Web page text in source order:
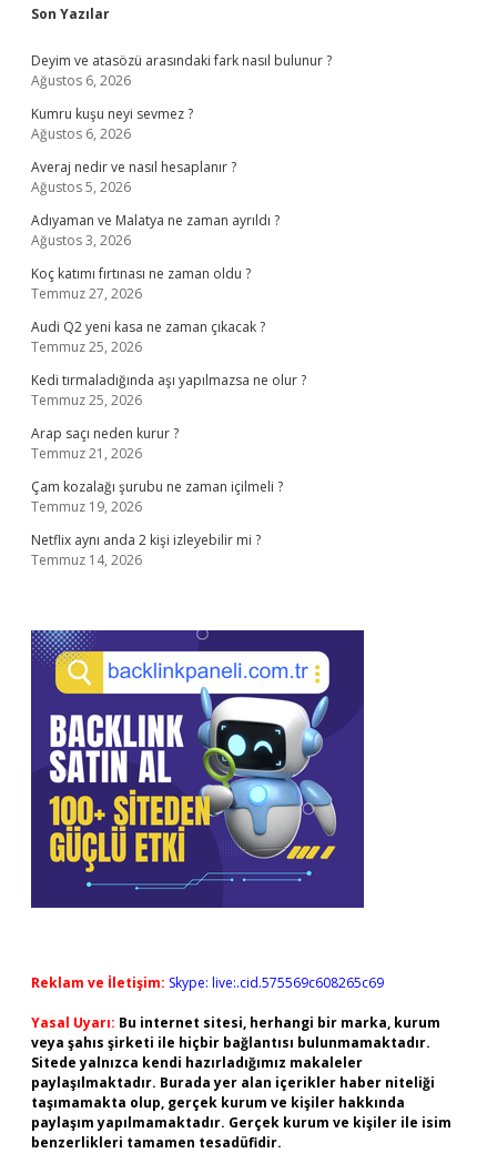
Sidebar
Son Yazılar
Deyim ve atasözü arasındaki fark nasıl bulunur ?
Ağustos 6, 2026
Kumru kuşu neyi sevmez ?
Ağustos 6, 2026
Averaj nedir ve nasıl hesaplanır ?
Ağustos 5, 2026
Adıyaman ve Malatya ne zaman ayrıldı ?
Ağustos 3, 2026
Koç katımı fırtınası ne zaman oldu ?
Temmuz 27, 2026
Audi Q2 yeni kasa ne zaman çıkacak ?
Temmuz 25, 2026
Kedi tırmaladığında aşı yapılmazsa ne olur ?
Temmuz 25, 2026
Arap saçı neden kurur ?
Temmuz 21, 2026
Çam kozalağı şurubu ne zaman içilmeli ?
Temmuz 19, 2026
Netflix aynı anda 2 kişi izleyebilir mi ?
Temmuz 14, 2026
Reklam ve İletişim: Skype: live:.cid.575569c608265c69
Yasal Uyarı: Bu internet sitesi, herhangi bir marka, kurum
veya şahıs şirketi ile hiçbir bağlantısı bulunmamaktadır.
Sitede yalnızca kendi hazırladığımız makaleler
paylaşılmaktadır. Burada yer alan içerikler haber niteliği
taşımamakta olup, gerçek kurum ve kişiler hakkında
paylaşım yapılmamaktadır. Gerçek kurum ve kişiler ile isim
benzerlikleri tamamen tesadüfidir.